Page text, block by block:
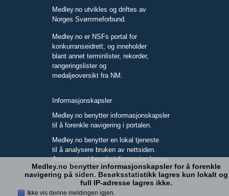
Medley.no utvikles og driftes av
Norges Svømmeforbund.
Medley.no er NSFs portal for
konkurranseidrett, og inneholder
blant annet terminlister, rekorder,
rangeringslister og
medaljeoversikt fra NM.
Informasjonskapsler
Medley.no benytter informasjonskapsler
til å forenkle navigering i portalen.
Medley.no benytter en lokal tjeneste
til å analysere bruken av nettsiden.
Anonymisert besøksinformasjon lagres
kun lokalt.
Full IP-adresse blir ikke lagret.
Medley.no benytter informasjonskapsler for å forenkle
navigering på siden. Besøksstatistikk lagres kun lokalt og
full IP-adresse lagres ikke.
Ikke vis denne meldingen igjen.